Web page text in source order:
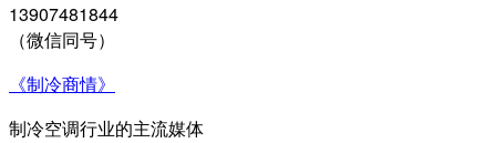
13907481844
（微信同号）
《制冷商情》
制冷空调行业的主流媒体